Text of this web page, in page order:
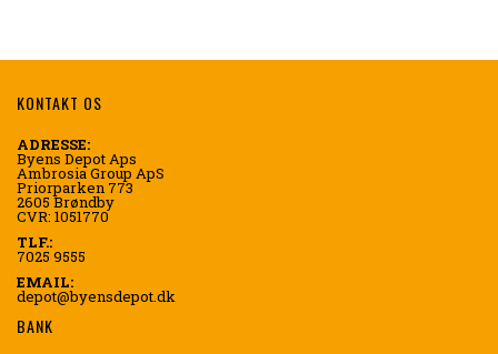
KONTAKT OS
ADRESSE:
Byens Depot Aps
Ambrosia Group ApS
Priorparken 773
2605 Brøndby
CVR: 1051770
TLF.:
7025 9555
EMAIL:
depot@byensdepot.dk
BANK